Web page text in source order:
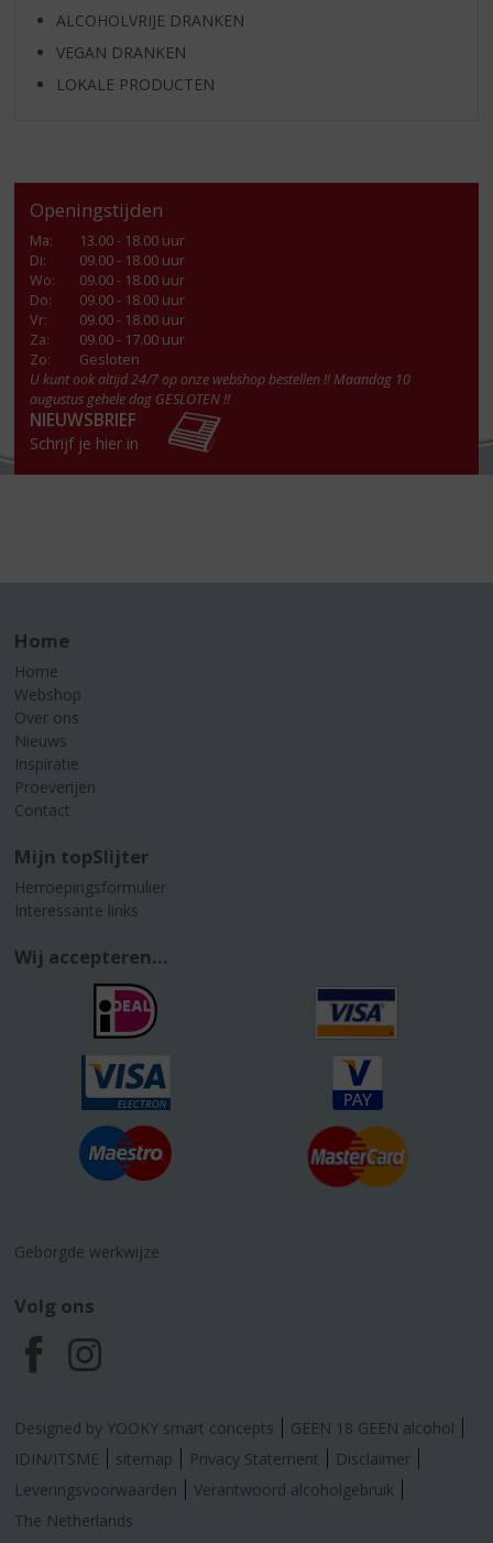
ALCOHOLVRIJE DRANKEN
VEGAN DRANKEN
LOKALE PRODUCTEN
Openingstijden
Ma:
13.00 - 18.00 uur
Di:
09.00 - 18.00 uur
Wo:
09.00 - 18.00 uur
Do:
09.00 - 18.00 uur
Vr:
09.00 - 18.00 uur
Za:
09.00 - 17.00 uur
Zo:
Gesloten
U kunt ook altijd 24/7 op onze webshop bestellen !! Maandag 10
augustus gehele dag GESLOTEN !!
NIEUWSBRIEF
Schrijf je hier in
Home
Home
Webshop
Over ons
Nieuws
Inspiratie
Proeverijen
Contact
Mijn topSlijter
Herroepingsformulier
Interessante links
Wij accepteren...
Geborgde werkwijze
Volg ons
F
a
c
e
I
n
s
t
Designed by YOOKY smart concepts
GEEN 18 GEEN alcohol
IDIN/ITSME
sitemap Privacy Statement
Disclaimer
Leveringsvoorwaarden
Verantwoord alcoholgebruik
The Netherlands